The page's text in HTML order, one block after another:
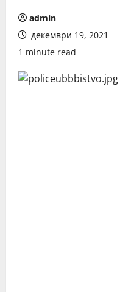
admin
декември 19, 2021
1 minute read